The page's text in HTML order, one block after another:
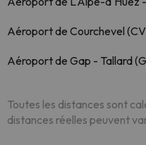
Aéroport de Courchevel
Aéroport de Gap - Tallard
Toutes les distances sont
distances réelles peuvent